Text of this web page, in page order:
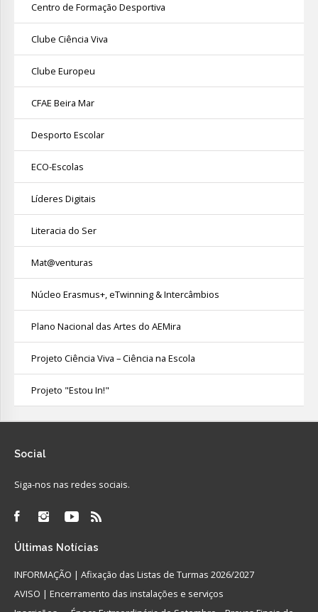
Centro de Formação Desportiva
Clube Ciência Viva
Clube Europeu
CFAE Beira Mar
Desporto Escolar
ECO-Escolas
Líderes Digitais
Literacia do Ser
Mat@venturas
Núcleo Erasmus+, eTwinning & Intercâmbios
Plano Nacional das Artes do AEMira
Projeto Ciência Viva – Ciência na Escola
Projeto "Estou In!"
Social
Siga-nos nas redes sociais.
Últimas Notícias
INFORMAÇÃO | Afixação das Listas de Turmas 2026/2027
AVISO | Encerramento das instalações e serviços